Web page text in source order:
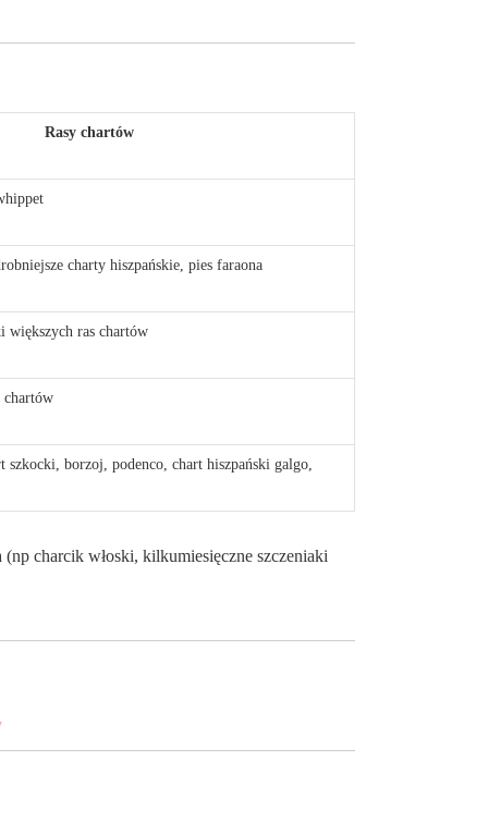
Rasy chartów
charty hiszpańskie, pies faraona
większych ras chartów
chartów
borzoj, podenco, chart hiszpański galgo,
charcik włoski, kilkumiesięczne szczeniaki